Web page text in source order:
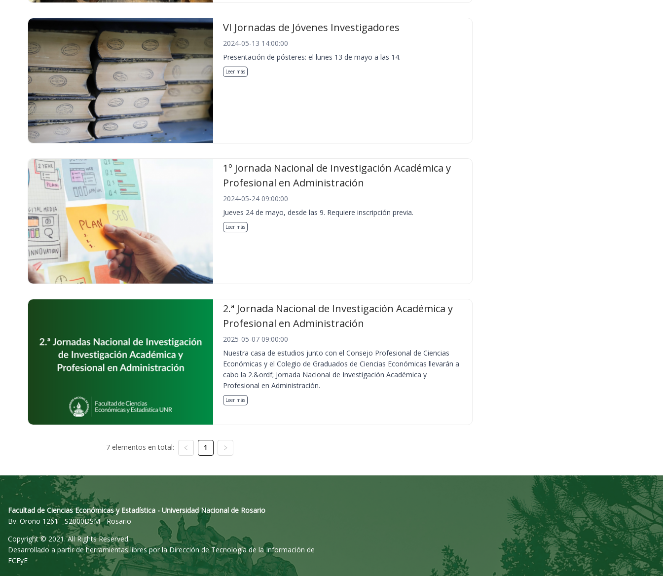
VI Jornadas de Jóvenes Investigadores
2024-05-13 14:00:00
Presentación de pósteres: el lunes 13 de mayo a las 14.
Leer más
1º Jornada Nacional de Investigación Académica y
Profesional en Administración
2024-05-24 09:00:00
Jueves 24 de mayo, desde las 9. Requiere inscripción previa.
Leer más
2.ª Jornada Nacional de Investigación Académica y
Profesional en Administración
2025-05-07 09:00:00
Nuestra casa de estudios junto con el Consejo Profesional de Ciencias
Económicas y el Colegio de Graduados de Ciencias Económicas llevarán a
cabo la 2.&ordf; Jornada Nacional de Investigación Académica y
Profesional en Administración.
Leer más
7 elementos en total: 1
Facultad de Ciencias Económicas y Estadística - Universidad Nacional de Rosario
Bv. Oroño 1261 - S2000DSM - Rosario
Copyright © 2021. All Rights Reserved.
Desarrollado a partir de herramientas libres por la Dirección de Tecnología de la Información de
FCEyE